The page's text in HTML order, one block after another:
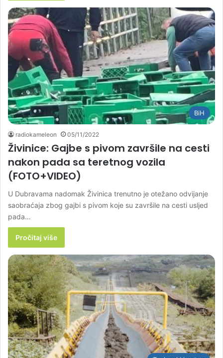
BiH
radiokameleon 05/11/2022
Živinice: Gajbe s pivom završile na cesti
nakon pada sa teretnog vozila
(FOTO+VIDEO)
U Dubravama nadomak Živinica trenutno je otežano odvijanje
saobraćaja zbog gajbi s pivom koje su završile na cesti usljed
pada…
Pročitaj više